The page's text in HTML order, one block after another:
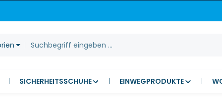
SICHERHEITSSCHUHE EINWEGPRODUKTE